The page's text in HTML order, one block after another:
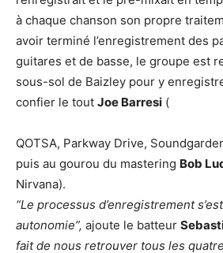
à chaque chanson son propre
avoir terminé l’enregistrement des
guitares et de basse, le groupe est
sous-sol de Baizley pour y
confier le tout Joe Barresi (
QOTSA, Parkway Drive,
puis au gourou du mastering Bob
Nirvana).
“Le processus d’enregistrement
autonomie”, ajoute le batteur
fait de nous retrouver tous les